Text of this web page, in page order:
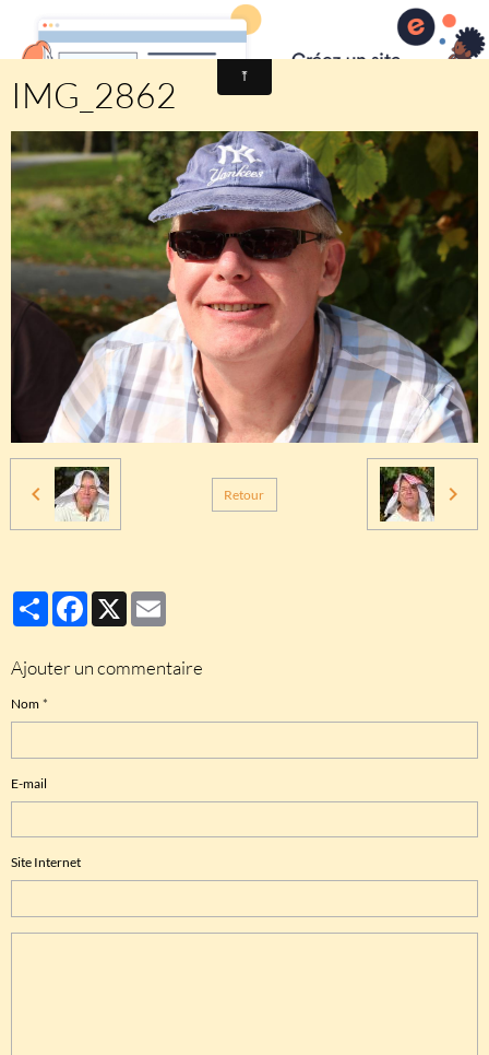
Comité des fêtes de CHEUX
IMG_2862
Retour
PartagerFacebook
X
Ajouter un commentaire
Nom
E-mail
Site Internet